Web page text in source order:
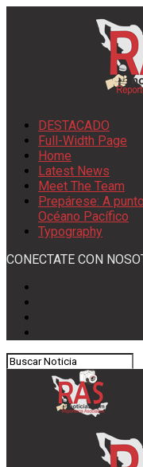
DESTACADO
Full-Width Page
Home
Latest News
Meet The Team
Prepárese: A
Océano Pacífico
Typography
CONECTATE CON